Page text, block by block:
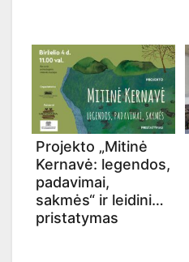
Projekto „Mitinė
Kernavė: legendos,
padavimai,
sakmės“ ir leidinio
pristatymas